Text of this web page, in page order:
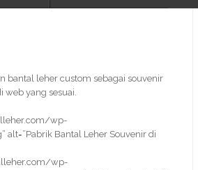
bantal leher custom sebagai souvenir
web yang sesuai.
wp-
Bantal Leher Souvenir di
wp-